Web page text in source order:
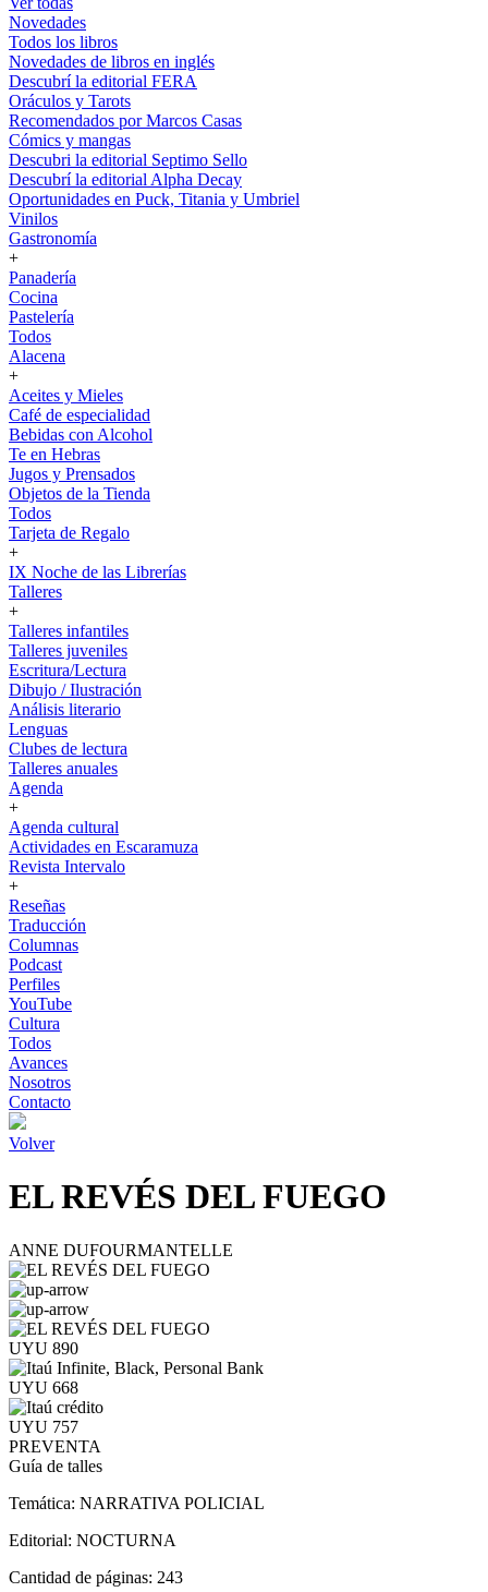
Novedades
Todos los libros
Novedades de libros en inglés
Descubrí la editorial FERA
Oráculos y Tarots
Recomendados por Marcos Casas
Cómics y mangas
Descubri la editorial Septimo Sello
Descubrí la editorial Alpha Decay
Oportunidades en Puck, Titania y Umbriel
Vinilos
Gastronomía
+
Panadería
Cocina
Pastelería
Todos
Alacena
+
Aceites y Mieles
Café de especialidad
Bebidas con Alcohol
Te en Hebras
Jugos y Prensados
Objetos de la Tienda
Todos
Tarjeta de Regalo
+
IX Noche de las Librerías
Talleres
+
Talleres infantiles
Talleres juveniles
Escritura/Lectura
Dibujo / Ilustración
Análisis literario
Lenguas
Clubes de lectura
Talleres anuales
Agenda
+
Agenda cultural
Actividades en Escaramuza
Revista Intervalo
+
Reseñas
Traducción
Columnas
Podcast
Perfiles
YouTube
Cultura
Todos
Avances
Nosotros
Contacto
Volver
EL REVÉS DEL FUEGO
ANNE DUFOURMANTELLE
UYU 890
UYU 668
UYU 757
PREVENTA
Guía de talles
Temática: NARRATIVA POLICIAL
Editorial: NOCTURNA
Cantidad de páginas: 243